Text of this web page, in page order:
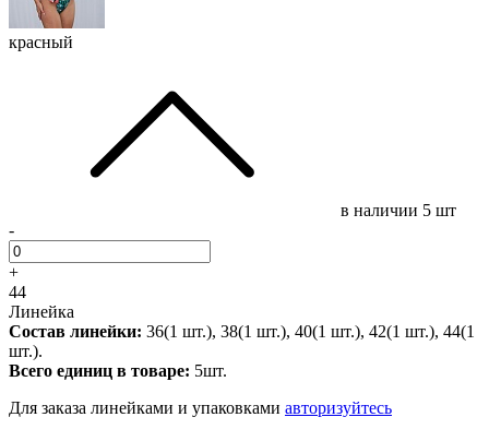
красный
в наличии 5 шт
-
+
44
Линейка
Состав линейки: 36(1 шт.), 38(1 шт.), 40(1 шт.), 42(1 шт.), 44(1
шт.).
Всего единиц в товаре: 5шт.
Для заказа линейками и упаковками авторизуйтесь